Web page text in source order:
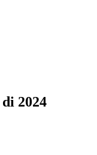
2024